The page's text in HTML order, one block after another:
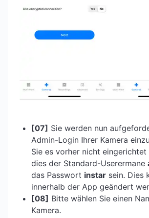
[07] Sie werden nun
Admin-Login Ihrer Kamera
Sie es vorher nicht eingerichtet
dies der Standard-Userermane
das Passwort instar sein. Dies
innerhalb der App geändert
[08] Bitte wählen Sie einen
Kamera.